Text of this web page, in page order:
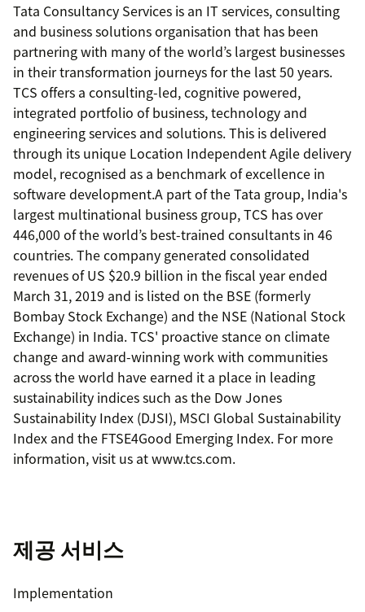
Tata Consultancy Services is an IT services, consulting
and business solutions organisation that has been
partnering with many of the world’s largest businesses
in their transformation journeys for the last 50 years.
TCS offers a consulting-led, cognitive powered,
integrated portfolio of business, technology and
engineering services and solutions. This is delivered
through its unique Location Independent Agile delivery
model, recognised as a benchmark of excellence in
software development.A part of the Tata group, India's
largest multinational business group, TCS has over
446,000 of the world’s best-trained consultants in 46
countries. The company generated consolidated
revenues of US $20.9 billion in the fiscal year ended
March 31, 2019 and is listed on the BSE (formerly
Bombay Stock Exchange) and the NSE (National Stock
Exchange) in India. TCS' proactive stance on climate
change and award-winning work with communities
across the world have earned it a place in leading
sustainability indices such as the Dow Jones
Sustainability Index (DJSI), MSCI Global Sustainability
Index and the FTSE4Good Emerging Index. For more
information, visit us at www.tcs.com.
제공 서비스
Implementation